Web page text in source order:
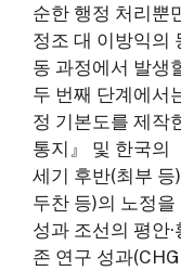
순한 행정 처리뿐
정조 대 이방익의
동 과정에서 발생
두 번째 단계에서
정 기본도를 제작
통지』 및 한국의
세기 후반(최부 등
두찬 등)의 노정
성과 조선의 평안
존 연구 성과